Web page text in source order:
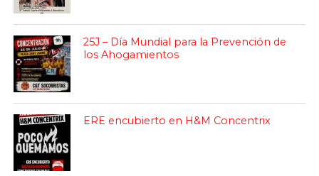
25J – Día Mundial para la Prevención de
los Ahogamientos
ERE encubierto en H&M Concentrix